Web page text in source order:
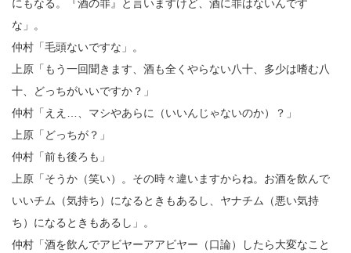
にもなる。『酒の罪』と言いますけど、酒に罪はないんです
な」。
仲村「毛頭ないですな」。
上原「もう一回聞きます、酒も全くやらない八十、多少は嗜む八
十、どっちがいいですか？」
仲村「ええ …、マシやあらに（いいんじゃないのか）？」
上原「どっちが？」
仲村「前も後ろも」
上原「そうか（笑い）。その時々違いますからね。お酒を飲んで
いいチム（気持ち）になるときもあるし、ヤナチム（悪い気持
ち）になるときもあるし」。
仲村「酒を飲んでアビヤーアアビヤー（口論）したら大変なこと